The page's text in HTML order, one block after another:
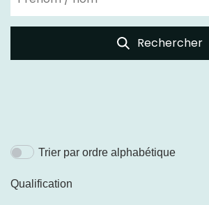
Rechercher
Trier par ordre alphabétique
Qualification